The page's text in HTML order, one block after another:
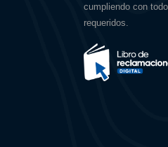
cumpliendo con
requeridos.